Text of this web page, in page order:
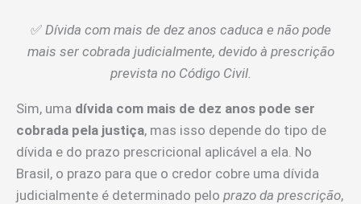
✅ Dívida com mais de dez anos caduca e não pode
mais ser cobrada judicialmente, devido à prescrição
prevista no Código Civil.
Sim, uma dívida com mais de dez anos pode ser
cobrada pela justiça, mas isso depende do tipo de
dívida e do prazo prescricional aplicável a ela. No
Brasil, o prazo para que o credor cobre uma dívida
judicialmente é determinado pelo prazo da prescrição,